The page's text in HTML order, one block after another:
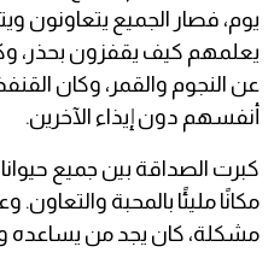
يوم، فصار الجميع يتعاونون
يعلمهم كيف يقفزون بحذر،
عن النجوم والقمر، وكان
أنفسهم دون إيذاء الآخرين.
كبرت الصداقة بين جميع
مكانًا مليئًا بالمحبة
مشكلة، كان يجد من يساعده